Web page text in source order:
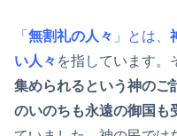
「 無割礼の人々 」とは、
い人々 を指しています。
集められるという神のご
のいのちも永遠の御国も